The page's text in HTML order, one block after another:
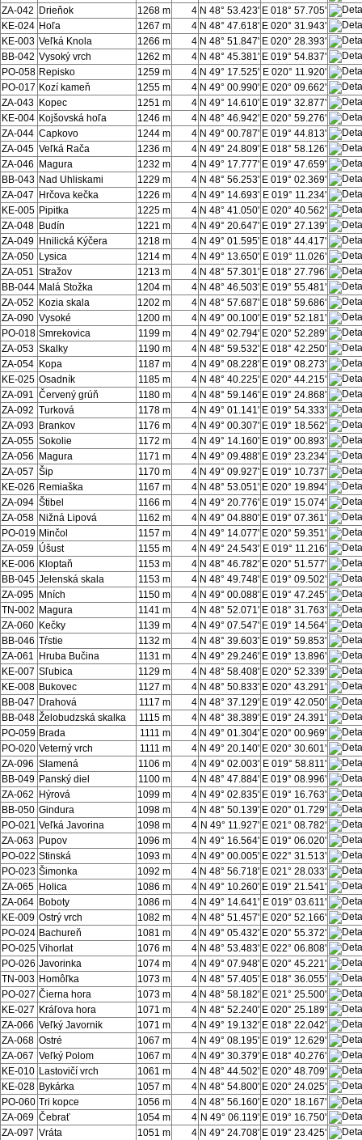
ZA-042
Drieňok 1268 m 4 N 48° 53.423' E 018° 57.705'
KE-024 Hoľa 1267 m 4 N 48° 47.618' E 020° 31.943'
KE-003 Veľká Knola 1266 m 4 N 48° 51.847' E 020° 28.393'
BB-042 Vysoký vrch 1262 m 4 N 48° 45.381' E 019° 54.837'
PO-058 Repisko 1259 m 4 N 49° 17.525' E 020° 11.920'
PO-017 Kozí kameň 1255 m 4 N 49° 00.990' E 020° 09.662'
ZA-043 Kopec 1251 m 4 N 49° 14.610' E 019° 32.877'
KE-004 Kojšovská hoľa 1246 m 4 N 48° 46.942' E 020° 59.276'
ZA-044 Capkovo 1244 m 4 N 49° 00.787' E 019° 44.813'
ZA-045 Veľká Rača 1236 m 4 N 49° 24.809' E 018° 58.126'
ZA-046
Magura 1232 m 4 N 49° 17.777' E 019° 47.659'
BB-043 Nad Uhliskami 1229 m 4 N 48° 56.253' E 019° 02.369'
ZA-047
Hrčova kečka 1226 m 4 N 49° 14.693' E 019° 11.234'
KE-005 Pipitka 1225 m 4 N 48° 41.050' E 020° 40.562'
ZA-048 Budín 1221 m 4 N 49° 20.647' E 019° 27.139'
ZA-049 Hnilická Kýčera 1218 m 4 N 49° 01.595' E 018° 44.417'
ZA-050 Lysica 1214 m 4 N 49° 13.650' E 019° 11.026'
ZA-051 Stražov 1213 m 4 N 48° 57.301' E 018° 27.796'
BB-044 Malá Stožka 1204 m 4 N 48° 46.503' E 019° 55.481'
ZA-052
Kozia skala 1202 m 4 N 48° 57.687' E 018° 59.686'
ZA-090 Vysoké 1200 m 4 N 49° 00.100' E 019° 52.181'
PO-018 Smrekovica 1199 m 4 N 49° 02.794' E 020° 52.289'
ZA-053 Skalky 1190 m 4 N 48° 59.532' E 018° 42.250'
ZA-054 Kopa 1187 m 4 N 49° 08.228' E 019° 08.273'
KE-025 Osadník 1185 m 4 N 48° 40.225' E 020° 44.215'
ZA-091 Červený grúň 1180 m 4 N 48° 59.146' E 019° 24.868'
ZA-092 Turková 1178 m 4 N 49° 01.141' E 019° 54.333'
ZA-093 Brankov 1176 m 4 N 49° 00.307' E 019° 18.562'
ZA-055 Sokolie 1172 m 4 N 49° 14.160' E 019° 00.893'
ZA-056
Magura 1171 m 4 N 49° 09.488' E 019° 23.234'
ZA-057 Šip 1170 m 4 N 49° 09.927' E 019° 10.737'
KE-026 Remiaška 1167 m 4 N 48° 53.051' E 020° 19.894'
ZA-094 Štibel 1166 m 4 N 49° 20.776' E 019° 15.074'
ZA-058 Nižná Lipová 1162 m 4 N 49° 04.880' E 019° 07.361'
PO-019 Minčol 1157 m 4 N 49° 14.077' E 020° 59.351'
ZA-059 Úšust 1155 m 4 N 49° 24.543' E 019° 11.216'
KE-006 Kloptaň 1153 m 4 N 48° 46.782' E 020° 51.577'
BB-045 Jelenská skala 1153 m 4 N 48° 49.748' E 019° 09.502'
ZA-095 Mních 1150 m 4 N 49° 00.088' E 019° 47.245'
TN-002 Magura 1141 m 4 N 48° 52.071' E 018° 31.763'
ZA-060 Kečky 1139 m 4 N 49° 07.547' E 019° 14.564'
BB-046 Tŕstie 1132 m 4 N 48° 39.603' E 019° 59.853'
ZA-061
Hruba Bučina 1131 m 4 N 49° 29.246' E 019° 13.896'
KE-007 Sľubica 1129 m 4 N 48° 58.408' E 020° 52.339'
KE-008 Bukovec 1127 m 4 N 48° 50.833' E 020° 43.291'
BB-047 Drahová 1117 m 4 N 48° 37.129' E 019° 42.050'
BB-048 Želobudzská skalka 1115 m 4 N 48° 38.389' E 019° 24.391'
PO-059 Brada 1111 m 4 N 49° 01.304' E 020° 00.969'
PO-020 Veterný vrch 1111 m 4 N 49° 20.140' E 020° 30.601'
ZA-096 Slamená 1106 m 4 N 49° 02.003' E 019° 58.811'
BB-049 Panský diel 1100 m 4 N 48° 47.884' E 019° 08.996'
ZA-062
Hýrová 1099 m 4 N 49° 02.835' E 019° 16.763'
BB-050 Gindura 1098 m 4 N 48° 50.139' E 020° 01.729'
PO-021 Veľká Javorina 1098 m 4 N 49° 11.927' E 021° 08.782'
ZA-063 Pupov 1096 m 4 N 49° 16.564' E 019° 06.020'
PO-022 Stinská 1093 m 4 N 49° 00.005' E 022° 31.513'
PO-023 Šimonka 1092 m 4 N 48° 56.718' E 021° 28.033'
ZA-065 Holica 1086 m 4 N 49° 10.260' E 019° 21.541'
ZA-064 Boboty 1086 m 4 N 49° 14.641' E 019° 03.611'
KE-009 Ostrý vrch 1082 m 4 N 48° 51.457' E 020° 52.166'
PO-024 Bachureň 1081 m 4 N 49° 05.432' E 020° 55.372'
PO-025 Vihorlat 1076 m 4 N 48° 53.483' E 022° 06.808'
PO-026 Javorinka 1074 m 4 N 49° 07.948' E 020° 45.221'
TN-003 Homôľka 1073 m 4 N 48° 57.405' E 018° 36.055'
PO-027 Čierna hora 1073 m 4 N 48° 58.182' E 021° 25.500'
KE-027 Kráľova hora 1071 m 4 N 48° 52.240' E 020° 25.189'
ZA-066 Veľký Javornik 1071 m 4 N 49° 19.132' E 018° 22.042'
ZA-068 Ostré 1067 m 4 N 49° 08.195' E 019° 12.629'
ZA-067 Veľký Polom 1067 m 4 N 49° 30.379' E 018° 40.276'
KE-010 Lastovičí vrch 1061 m 4 N 48° 44.502' E 020° 48.709'
KE-028 Bykárka 1057 m 4 N 48° 54.800' E 020° 24.025'
PO-060 Tri kopce 1056 m 4 N 48° 56.160' E 020° 18.167'
ZA-069 Čebrať 1054 m 4 N 49° 06.119' E 019° 16.750'
ZA-097 Vráta 1051 m 4 N 49° 24.708' E 019° 23.425'